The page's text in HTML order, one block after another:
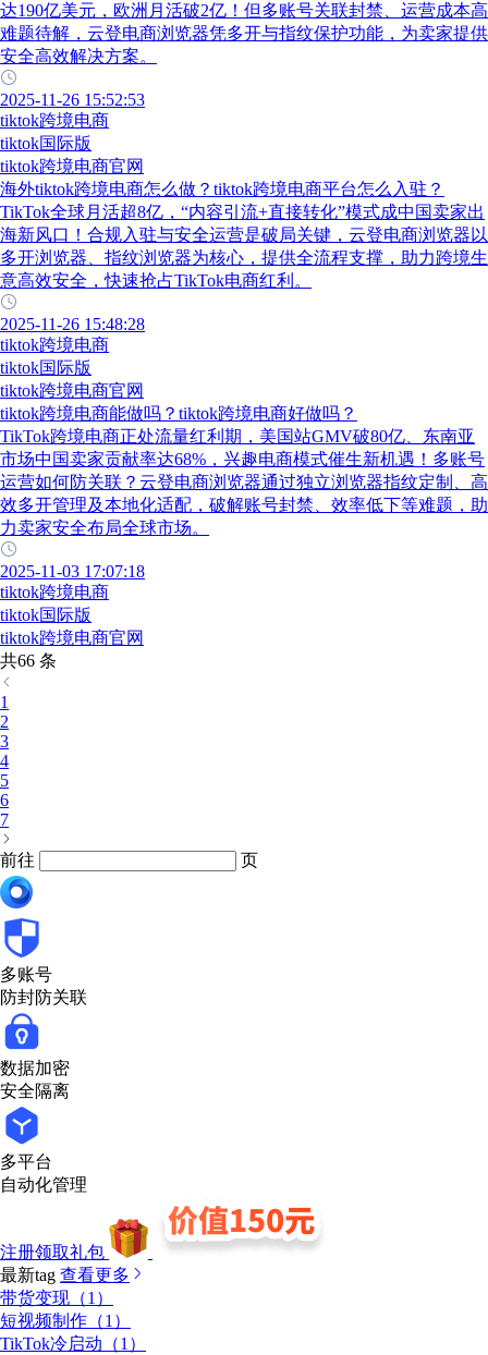
达190亿美元，欧洲月活破2亿！但多账号关联封禁、运营成本高
难题待解，云登电商浏览器凭多开与指纹保护功能，为卖家提供
安全高效解决方案。
2025-11-26 15:52:53
tiktok跨境电商
tiktok国际版
tiktok跨境电商官网
海外tiktok跨境电商怎么做？tiktok跨境电商平台怎么入驻？
TikTok全球月活超8亿，“内容引流+直接转化”模式成中国卖家出
海新风口！合规入驻与安全运营是破局关键，云登电商浏览器以
多开浏览器、指纹浏览器为核心，提供全流程支撑，助力跨境生
意高效安全，快速抢占TikTok电商红利。
2025-11-26 15:48:28
tiktok跨境电商
tiktok国际版
tiktok跨境电商官网
tiktok跨境电商能做吗？tiktok跨境电商好做吗？
TikTok跨境电商正处流量红利期，美国站GMV破80亿、东南亚
市场中国卖家贡献率达68%，兴趣电商模式催生新机遇！多账号
运营如何防关联？云登电商浏览器通过独立浏览器指纹定制、高
效多开管理及本地化适配，破解账号封禁、效率低下等难题，助
力卖家安全布局全球市场。
2025-11-03 17:07:18
tiktok跨境电商
tiktok国际版
tiktok跨境电商官网
共66 条
1
2
3
4
5
6
7
前往 页
多账号
防封防关联
数据加密
安全隔离
多平台
自动化管理
注册领取礼包
最新tag 查看更多
带货变现（1）
短视频制作（1）
TikTok冷启动（1）